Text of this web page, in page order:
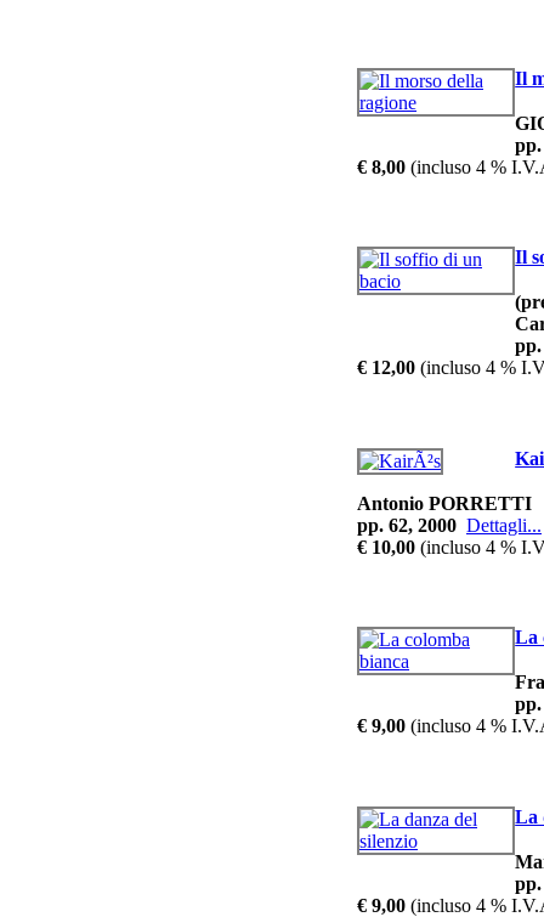
Il
pp.
€ 8,00 (incluso 4 %
Il
pp.
€ 12,00 (incluso 4 %
Antonio PORRETTI
pp. 62, 2000 Dettagli...
€ 10,00 (incluso 4 %
La
pp.
€ 9,00 (incluso 4 %
La
pp.
€ 9,00 (incluso 4 %